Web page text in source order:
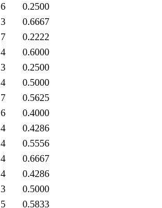
6
0.2500
3
0.6667
7
0.2222
4
0.6000
3
0.2500
4
0.5000
7
0.5625
6
0.4000
4
0.4286
4
0.5556
4
0.6667
4
0.4286
3
0.5000
5
0.5833